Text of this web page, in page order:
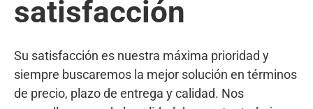
satisfacción
Su satisfacción es nuestra máxima prioridad y
siempre buscaremos la mejor solución en términos
de precio, plazo de entrega y calidad. Nos